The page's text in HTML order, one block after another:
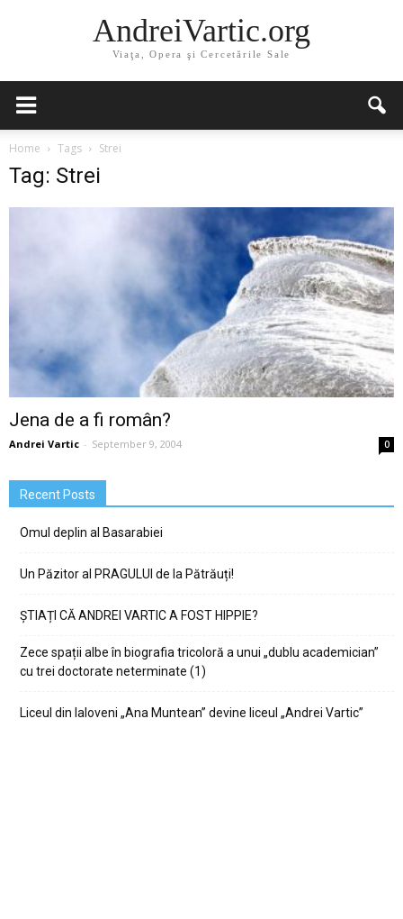
AndreiVartic.org
Viaţa, Opera şi Cercetările Sale
Home Tags Strei
Tag: Strei
Jena de a fi român?
Andrei Vartic - September 9, 2004 0
Recent Posts
Omul deplin al Basarabiei
Un Păzitor al PRAGULUI de la Pătrăuți!
ȘTIAȚI CĂ ANDREI VARTIC A FOST HIPPIE?
Zece spații albe în biografia tricoloră a unui „dublu academician”
cu trei doctorate neterminate (1)
Liceul din Ialoveni „Ana Muntean” devine liceul „Andrei Vartic”